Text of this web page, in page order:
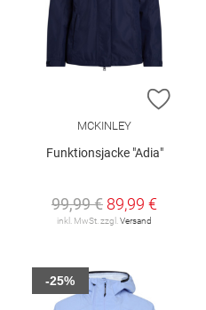
ZUR
MCKINLEY
Funktionsjacke "Adia"
99,99 € 89,99 €
inkl. MwSt. zzgl.Versand
-25%